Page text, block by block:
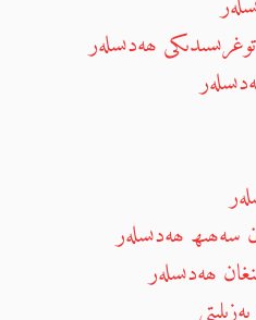
ھەدىسلەر
سەھىھ ھەدىسلەر
ھەدىسلەر